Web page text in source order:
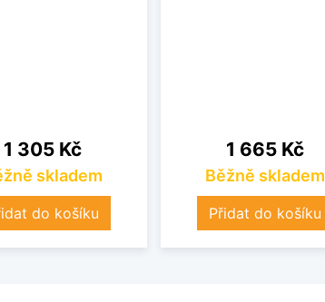
Cena
1 305 Kč
skladem
do košíku
Cena
1 665 Kč
Běžně skladem
Přidat do košíku